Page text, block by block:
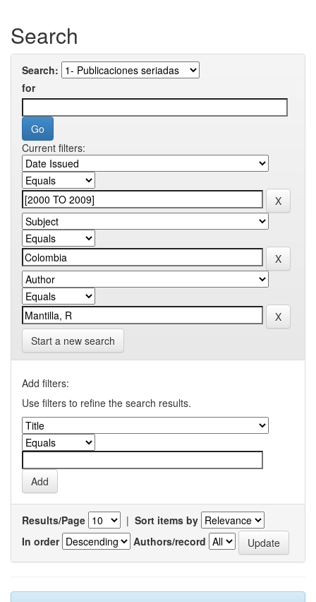
Search
Search:
for
Current filters:
Start a new search
Add filters:
Use filters to refine the search results.
Results/Page | Sort items by
In order
Authors/record